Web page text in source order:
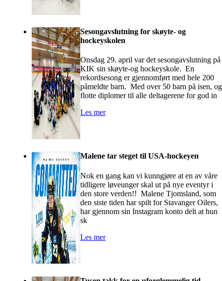
Sesongavslutning for skøyte- og
hockeyskolen
Onsdag 29. april var det sesongavslutning på
KIK sin skøyte-og hockeyskole. En
rekordsesong er gjennomført med hele 200
påmeldte barn. Med over 50 barn på isen, og
flotte diplomer til alle deltagerene for god in
Les mer
Malene tar steget til USA-hockeyen
Nok en gang kan vi kunngjøre at en av våre
tidligere løveunger skal ut på nye eventyr i
den store verden!! Malene Tjomsland, som
den siste tiden har spilt for Stavanger Oilers,
har gjennom sin Instagram konto delt at hun
sk
Les mer